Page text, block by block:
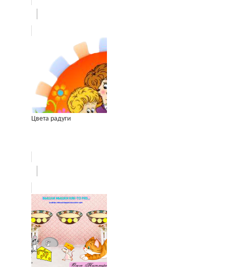
Цвета радуги